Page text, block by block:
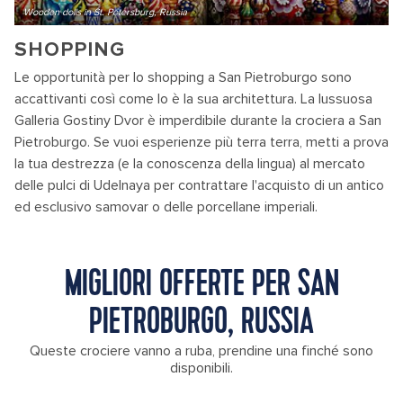
Wooden dolls in St. Petersburg, Russia
SHOPPING
Le opportunità per lo shopping a San Pietroburgo sono
accattivanti così come lo è la sua architettura. La lussuosa
Galleria Gostiny Dvor è imperdibile durante la crociera a San
Pietroburgo. Se vuoi esperienze più terra terra, metti a prova
la tua destrezza (e la conoscenza della lingua) al mercato
delle pulci di Udelnaya per contrattare l'acquisto di un antico
ed esclusivo samovar o delle porcellane imperiali.
MIGLIORI OFFERTE PER SAN
PIETROBURGO, RUSSIA
Queste crociere vanno a ruba, prendine una finché sono
disponibili.